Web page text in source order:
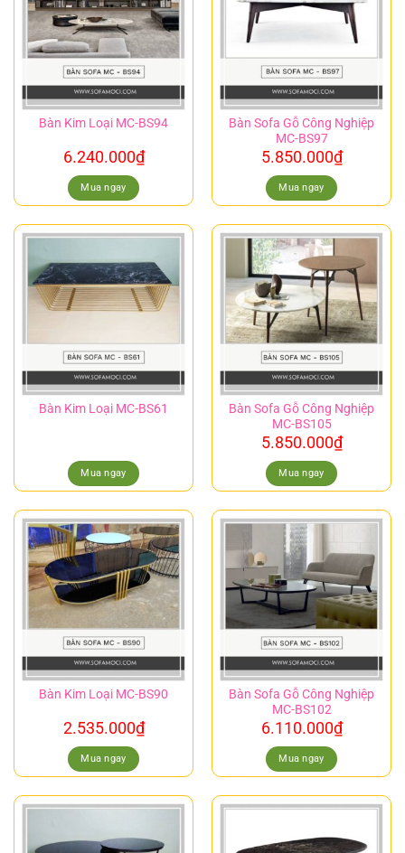
Bàn Kim Loại MC-BS94
6.240.000₫
Mua ngay
Bàn Sofa Gỗ Công Nghiệp
MC-BS97
5.850.000₫
Mua ngay
Bàn Kim Loại MC-BS61
Mua ngay
Bàn Sofa Gỗ Công Nghiệp
MC-BS105
5.850.000₫
Mua ngay
Bàn Kim Loại MC-BS90
2.535.000₫
Mua ngay
Bàn Sofa Gỗ Công Nghiệp
MC-BS102
6.110.000₫
Mua ngay